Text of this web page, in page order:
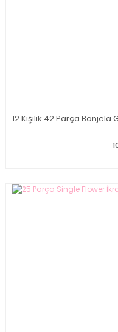
12 Kişilik 42 Parça Bonjela